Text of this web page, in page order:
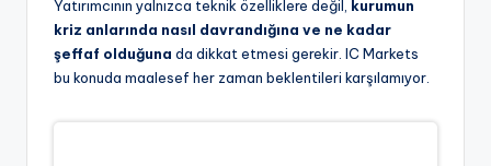
Yatırımcının yalnızca teknik özelliklere değil,
kurumun
kriz anlarında nasıl davrandığına ve ne kadar
şeffaf olduğuna da dikkat etmesi gerekir. IC Markets
bu konuda maalesef her zaman beklentileri karşılamıyor.